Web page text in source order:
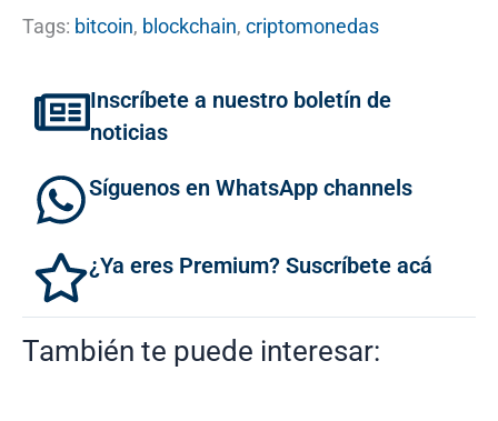
Tags: bitcoin, blockchain, criptomonedas
Inscríbete a nuestro boletín de
noticias
Síguenos en WhatsApp channels
¿Ya eres Premium? Suscríbete acá
También te puede interesar: